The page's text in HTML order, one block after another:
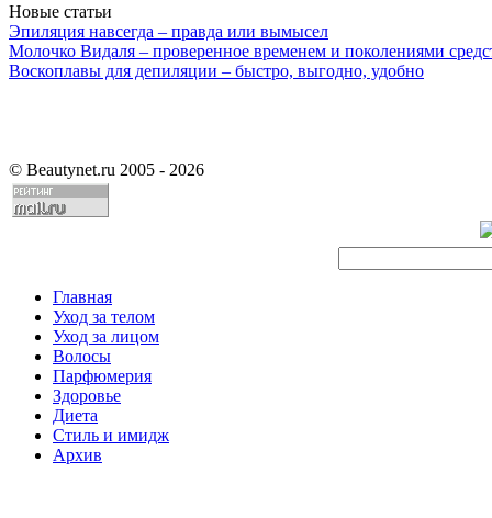
Новые статьи
Эпиляция навсегда – правда или вымысел
Молочко Видаля – проверенное временем и поколениями
Воскоплавы для депиляции – быстро, выгодно, удобно
© Beautynet.ru 2005 - 2026
Главная
Уход за телом
Уход за лицом
Волосы
Парфюмерия
Здоровье
Диета
Стиль и имидж
Архив